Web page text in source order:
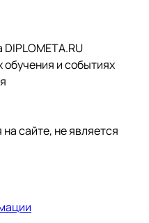
и событиях
сайте, не является